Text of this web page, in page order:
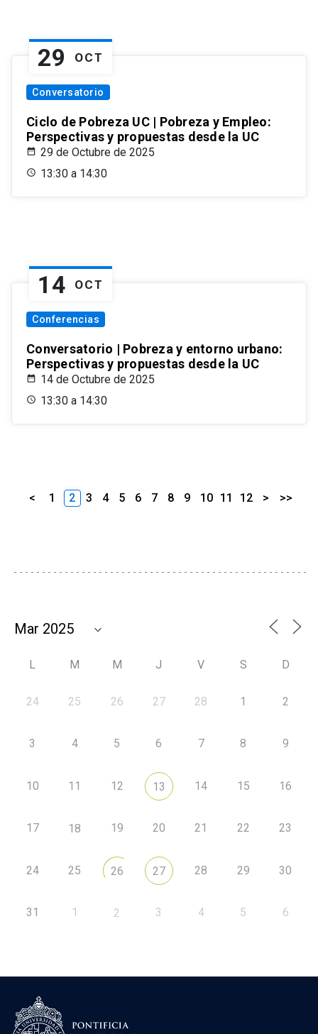
29 OCT
Conversatorio
Ciclo de Pobreza UC | Pobreza y Empleo:
Perspectivas y propuestas desde la UC
29 de Octubre de 2025
13:30 a 14:30
14 OCT
Conferencias
Conversatorio | Pobreza y entorno urbano:
Perspectivas y propuestas desde la UC
14 de Octubre de 2025
13:30 a 14:30
< 1 2 3 4 5 6 7 8 9 10 11 12 > >>
L M M J V S D
24 25 26 27 28 1 2
3 4 5 6 7 8 9
10 11 12 13 14 15 16
17 18 19 20 21 22 23
24 25 26 27 28 29 30
31 1 2 3 4 5 6